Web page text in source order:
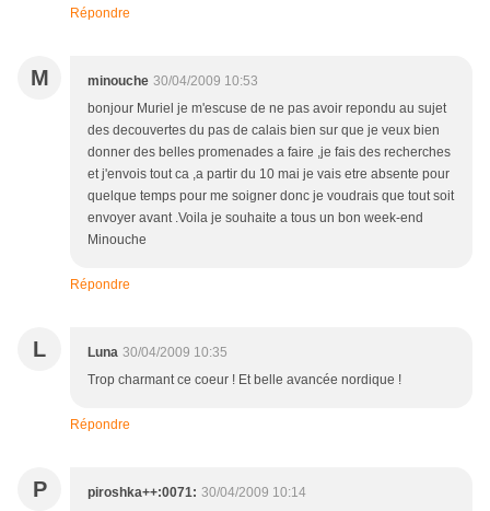
Répondre
M minouche 30/04/2009 10:53
bonjour Muriel je m'escuse de ne pas avoir repondu au sujet
des decouvertes du pas de calais bien sur que je veux bien
donner des belles promenades a faire ,je fais des recherches
et j'envois tout ca ,a partir du 10 mai je vais etre absente pour
quelque temps pour me soigner donc je voudrais que tout soit
envoyer avant .Voila je souhaite a tous un bon week-end
Minouche
Répondre
L Luna 30/04/2009 10:35
Trop charmant ce coeur ! Et belle avancée nordique !
Répondre
P piroshka++:0071: 30/04/2009 10:14